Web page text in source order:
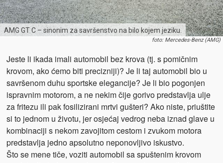
AMG GT C – sinonim za savršenstvo na bilo kojem jeziku.
foto: Mercedes-Benz (AMG)
Jeste li ikada imali automobil bez krova (tj. s pomičnim
krovom, ako ćemo biti precizniji)? Je li taj automobil bio u
savršenom duhu sportske elegancije? Je li bio pogonjen
ispravnim motorom, a ne nekim čije gorivo predstavlja ulje
za fritezu ili pak fosilizirani mrtvi gušteri? Ako niste, priuštite
si to jednom u životu, jer osjećaj vedrog neba iznad glave u
kombinaciji s nekom zavojitom cestom i zvukom motora
predstavlja jedno apsolutno neponovljivo iskustvo.
Što se mene tiče, voziti automobil sa spuštenim krovom